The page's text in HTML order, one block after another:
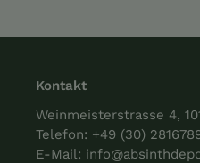
Kontakt
Weinmeisterstrasse 4,
Telefon: +49 (30)
E-Mail: